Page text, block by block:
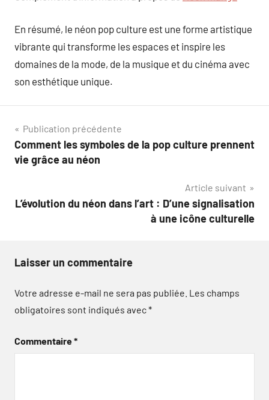
En résumé, le néon pop culture est une forme artistique
vibrante qui transforme les espaces et inspire les
domaines de la mode, de la musique et du cinéma avec
son esthétique unique.
Navigation
de
Publication précédente
Comment les symboles de la pop culture prennent
vie grâce au néon
Article suivant
L’évolution du néon dans l’art : D’une signalisation
à une icône culturelle
Laisser un commentaire
Votre adresse e-mail ne sera pas publiée. Les champs
obligatoires sont indiqués avec*
Commentaire*